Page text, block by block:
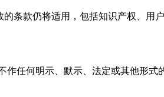
条款仍将适用，包括知识产权、用
作任何明示、默示、法定或其他形